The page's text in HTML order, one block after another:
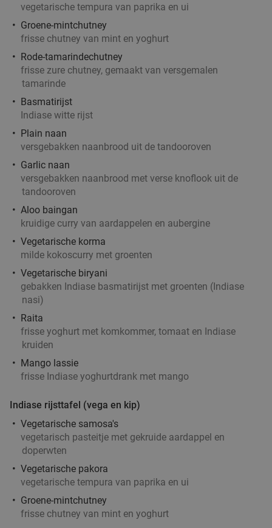
2-gangen keuzelunch bij De Beren in hartje
Rotterdam
De Beren Rotterdam-Centrum
Rotterdam
Verkocht: 116 Regulier
High beer, high wine, high cocktail of high
mocktail + shared bite in hartje Rotterdam
Morgen Ma Do
Vr
Bartendy
9.6
Rotterdam
Verkocht: 305
€16
Burrito + drankje bij Chidóz in hartje
Rotterdam
Morgen Ma Di Wo
Chidóz Rotterdam
Rotterdam
Verkocht: 152
vegetarische tempura van paprika en ui
Groene-mintchutney
frisse chutney van mint en yoghurt
Rode-tamarindechutney
frisse zure chutney, gemaakt van versgemalen
tamarinde
Basmatirijst
Indiase witte rijst
Plain naan
versgebakken naanbrood uit de tandooroven
Garlic naan
versgebakken naanbrood met verse knoflook uit de
tandooroven
Aloo baingan
kruidige curry van aardappelen en aubergine
Vegetarische korma
milde kokoscurry met groenten
Vegetarische biryani
gebakken Indiase basmatirijst met groenten (Indiase
nasi)
Raita
frisse yoghurt met komkommer, tomaat en Indiase
kruiden
Mango lassie
frisse Indiase yoghurtdrank met mango
Indiase rijsttafel (vega en kip)
Vegetarische samosa's
vegetarisch pasteitje met gekruide aardappel en
doperwten
Vegetarische pakora
vegetarische tempura van paprika en ui
Groene-mintchutney
frisse chutney van mint en yoghurt